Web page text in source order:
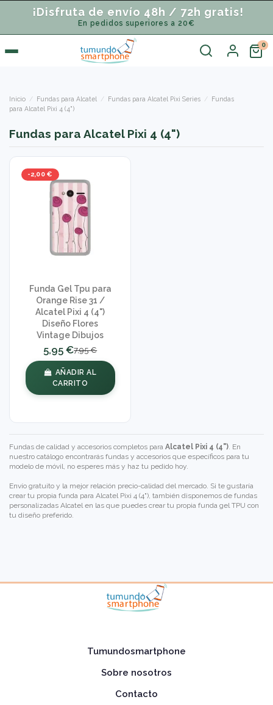
¡Disfruta de envío 48h / 72h gratis!
En pedidos superiores a 20€
Inicio Fundas para Alcatel Fundas para Alcatel Pixi Series
Fundas
para Alcatel Pixi 4 (4")
Fundas para Alcatel Pixi 4 (4")
-2,00 €
Funda Gel Tpu para
Orange Rise 31 /
Alcatel Pixi 4 (4")
Diseño Flores
Vintage Dibujos
5,95 €7,95 €
AÑADIR AL
CARRITO
Fundas de calidad y accesorios completos para Alcatel Pixi 4 (4"). En
nuestro catálogo encontrarás fundas y accesorios que específicos para tu
modelo de móvil, no esperes más y haz tu pedido hoy.
Envío gratuito y la mejor relación precio-calidad del mercado. Si te gustaría
crear tu propia funda para Alcatel Pixi 4 (4"), también disponemos de fundas
personalizadas Alcatel en las que puedes crear tu propia funda gel TPU con
tu diseño preferido.
Tumundosmartphone
Sobre nosotros
Contacto